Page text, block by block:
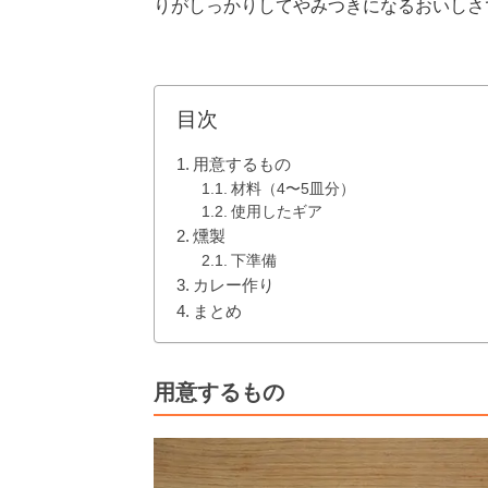
りがしっかりしてやみつきになるおいし
目次
用意するもの
材料（4〜5皿分）
使用したギア
燻製
下準備
カレー作り
まとめ
用意するもの